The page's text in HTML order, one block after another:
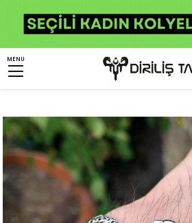
MENU
Kişiye Özel Ürünler
Gece Kartalları Bekçi Model Gümüş Bileklik